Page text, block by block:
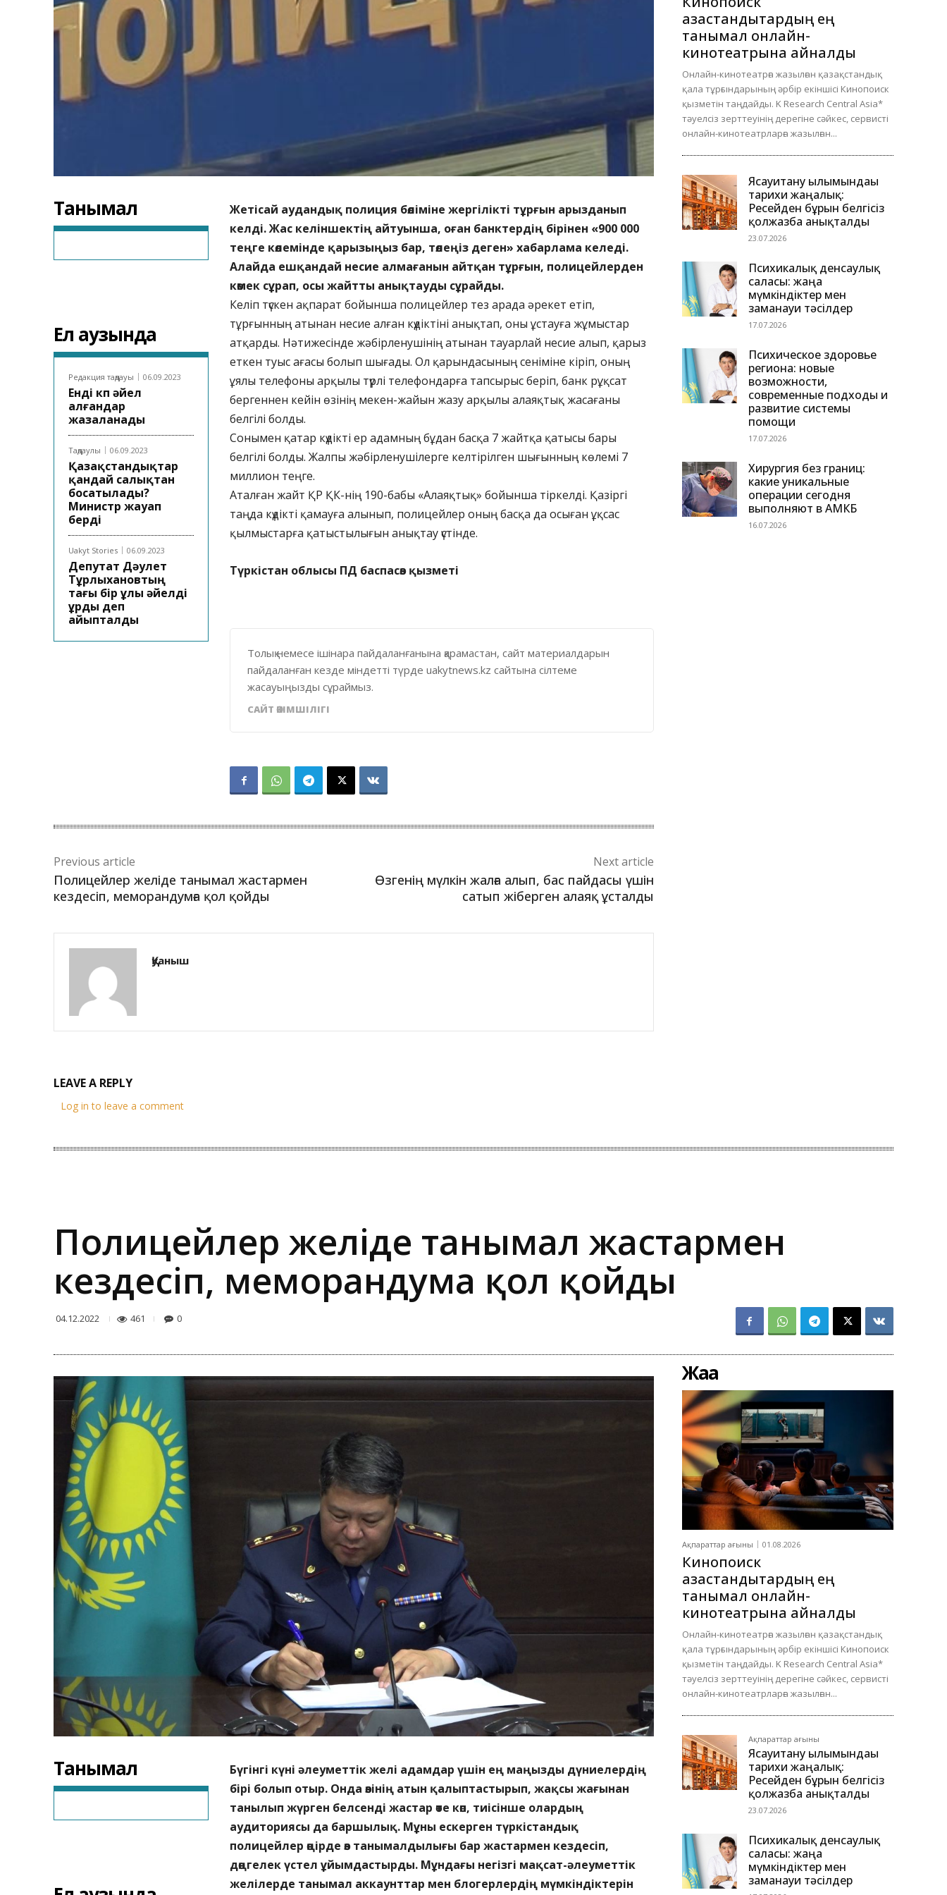
Танымал
Ел аузында
Редакция таңдауы 06.09.2023
Енді көп әйел
алғандар
жазаланады
Таңдаулы 06.09.2023
Қазақстандықтар
қандай салықтан
босатылады?
Министр жауап
берді
Uakyt Stories 06.09.2023
Депутат Дәулет
Тұрлыхановтың
тағы бір ұлы әйелді
ұрды деп
айыпталды
Жетісай аудандық полиция бөліміне жергілікті тұрғын арызданып
келді. Жас келіншектің айтуынша, оған банктердің бірінен «900 000
теңге көлемінде қарызыңыз бар, төлеңіз деген» хабарлама келеді.
Алайда ешқандай несие алмағанын айтқан тұрғын, полицейлерден
көмек сұрап, осы жайтты анықтауды сұрайды.
Келіп түскен ақпарат бойынша полицейлер тез арада әрекет етіп,
тұрғынның атынан несие алған күдіктіні анықтап, оны ұстауға жұмыстар
атқарды. Нәтижесінде жәбірленушінің атынан тауарлай несие алып, қарыз
еткен туыс ағасы болып шығады. Ол қарындасының сеніміне кіріп, оның
ұялы телефоны арқылы түрлі телефондарға тапсырыс беріп, банк рұқсат
бергеннен кейін өзінің мекен-жайын жазу арқылы алаяқтық жасағаны
белгілі болды.
Сонымен қатар күдікті ер адамның бұдан басқа 7 жайтқа қатысы бары
белгілі болды. Жалпы жәбірленушілерге келтірілген шығынның көлемі 7
миллион теңге.
Аталған жайт ҚР ҚК-нің 190-бабы «Алаяқтық» бойынша тіркелді. Қазіргі
таңда күдікті қамауға алынып, полицейлер оның басқа да осыған ұқсас
қылмыстарға қатыстылығын анықтау үстінде.
Түркістан облысы ПД баспасөз қызметі
Толық немесе ішінара пайдаланғанына қарамастан, сайт материалдарын
пайдаланған кезде міндетті түрде uakytnews.kz сайтына сілтеме
жасауыңызды сұраймыз.
САЙТ ӘКІМШІЛІГІ
Previous article
Полицейлер желіде танымал жастармен
кездесіп, меморандумға қол қойды
Next article
Өзгенің мүлкін жалға алып, бас пайдасы үшін
сатып жіберген алаяқ ұсталды
Қуаныш
LEAVE A REPLY
Log in to leave a comment
қазақстандықтардың ең
танымал онлайн-
кинотеатрына айналды
Онлайн-кинотеатрға жазылған қазақстандық
қала тұрғындарының әрбір екіншісі Кинопоиск
қызметін таңдайды. K Research Central Asia*
тәуелсіз зерттеуінің дерегіне сәйкес, сервисті
онлайн-кинотеатрларға жазылған...
Ясауитану ғылымындағы
тарихи жаңалық:
Ресейден бұрын белгісіз
қолжазба анықталды
23.07.2026
Психикалық денсаулық
саласы: жаңа
мүмкіндіктер мен
заманауи тәсілдер
17.07.2026
Психическое здоровье
региона: новые
возможности,
современные подходы и
развитие системы
помощи
17.07.2026
Хирургия без границ:
какие уникальные
операции сегодня
выполняют в АМКБ
16.07.2026